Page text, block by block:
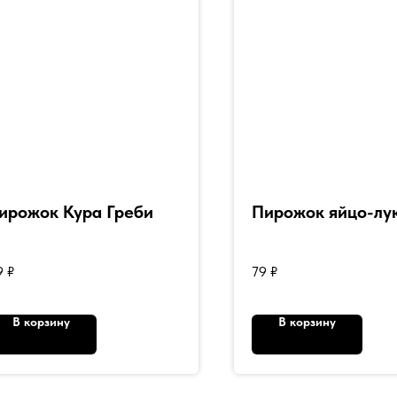
Кура Греби
₽
В корзину
Пирожок яйцо-
79 ₽
В корзину